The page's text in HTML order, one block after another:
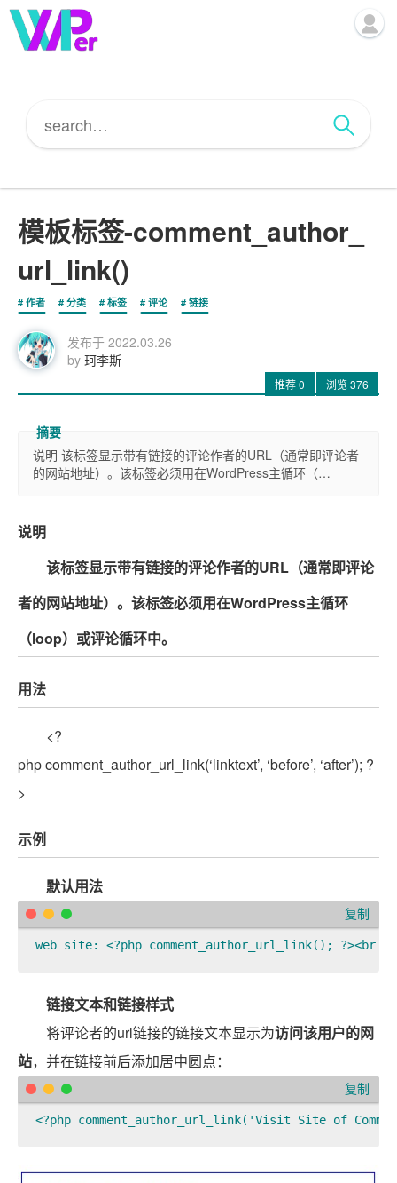
模板标签-comment_author_
url_link()
作者 分类 标签 评论 链接
发布于 2022.03.26
by 珂李斯
推荐0 浏览376
说明 该标签显示带有链接的评论作者的URL（通常即评论者
的网站地址）。该标签必须用在WordPress主循环（…
说明
该标签显示带有链接的评论作者的URL（通常即评论
者的网站地址）。该标签必须用在WordPress主循环
（loop）或评论循环中。
用法
<?
php comment_author_url_link(‘linktext’, ‘before’, ‘after’); ?
>
示例
默认用法
web site: <?php comment_author_url_link(); ?><br
复制
链接文本和链接样式
将评论者的url链接的链接文本显示为访问该用户的网
站，并在链接前后添加居中圆点：
<?php comment_author_url_link('Visit Site of
复制